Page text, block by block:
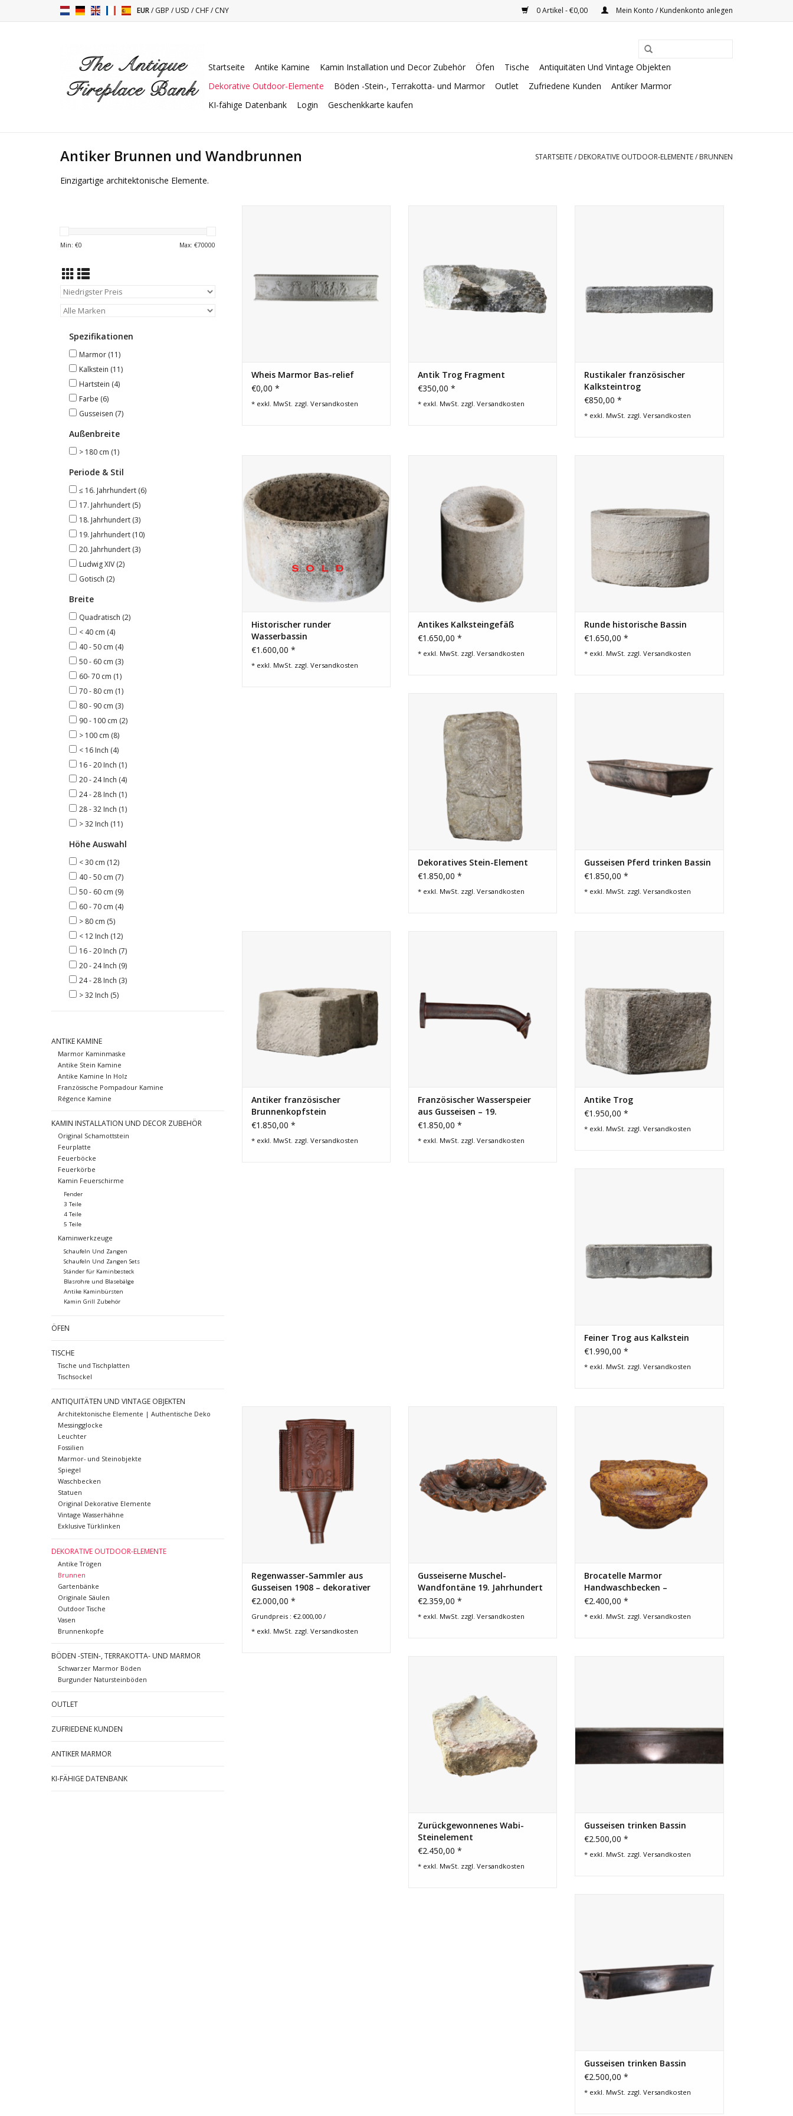
EUR/GBP /USD /CHF/CNY 0 Artikel - €0,00 Mein Konto / Kundenkonto anlegen
Startseite Antike Kamine Kamin Installation und Decor Zubehör Öfen Tische
Antiquitäten Und Vintage Objekten
Dekorative Outdoor-Elemente
Böden -Stein-, Terrakotta- und Marmor Outlet Zufriedene Kunden
Antiker Marmor
KI-fähige Datenbank
Login Geschenkkarte kaufen
Antiker Brunnen und Wandbrunnen STARTSEITE/ DEKORATIVE OUTDOOR-ELEMENTE/ BRUNNEN
Einzigartige architektonische Elemente.
Min: €0 Max: €70000
Spezifikationen
Marmor (11)
Kalkstein (11)
Hartstein (4)
Farbe (6)
Gusseisen (7)
Außenbreite
> 180 cm (1)
Periode & Stil
≤ 16. Jahrhundert (6)
17. Jahrhundert (5)
18. Jahrhundert (3)
19. Jahrhundert (10)
20. Jahrhundert (3)
Ludwig XIV (2)
Gotisch (2)
Breite
Quadratisch (2)
< 40 cm (4)
40 - 50 cm (4)
50 - 60 cm (3)
60- 70 cm (1)
70 - 80 cm (1)
80 - 90 cm (3)
90 - 100 cm (2)
> 100 cm (8)
< 16 Inch (4)
16 - 20 Inch (1)
20 - 24 Inch (4)
24 - 28 Inch (1)
28 - 32 Inch (1)
> 32 Inch (11)
Höhe Auswahl
< 30 cm (12)
40 - 50 cm (7)
50 - 60 cm (9)
60 - 70 cm (4)
> 80 cm (5)
< 12 Inch (12)
16 - 20 Inch (7)
20 - 24 Inch (9)
24 - 28 Inch (3)
> 32 Inch (5)
ANTIKE KAMINE
Marmor Kaminmaske
Antike Stein Kamine
Antike Kamine In Holz
Französische Pompadour Kamine
Régence Kamine
KAMIN INSTALLATION UND DECOR ZUBEHÖR
Original Schamottstein
Feurplatte
Feuerböcke
Feuerkörbe
Kamin Feuerschirme
Fender
3 Teile
4 Teile
5 Teile
Kaminwerkzeuge
Schaufeln Und Zangen
Schaufeln Und Zangen Sets
Ständer für Kaminbesteck
Blasrohre und Blasebälge
Antike Kaminbürsten
Kamin Grill Zubehör
ÖFEN
TISCHE
Tische und Tischplatten
Tischsockel
ANTIQUITÄTEN UND VINTAGE OBJEKTEN
Architektonische Elemente | Authentische Deko
Messingglocke
Leuchter
Fossilien
Marmor- und Steinobjekte
Spiegel
Waschbecken
Statuen
Original Dekorative Elemente
Vintage Wasserhähne
Exklusive Türklinken
DEKORATIVE OUTDOOR-ELEMENTE
Antike Trögen
Brunnen
Gartenbänke
Originale Säulen
Outdoor Tische
Vasen
Brunnenkopfe
BÖDEN -STEIN-, TERRAKOTTA- UND MARMOR
Schwarzer Marmor Böden
Burgunder Natursteinböden
OUTLET
ZUFRIEDENE KUNDEN
ANTIKER MARMOR
KI-FÄHIGE DATENBANK
Wheis Marmor Bas-relief
€0,00 *
* exkl. MwSt. zzgl. Versandkosten
Antik Trog Fragment
€350,00 *
* exkl. MwSt. zzgl. Versandkosten
Rustikaler französischer
Kalksteintrog
€850,00 *
* exkl. MwSt. zzgl.Versandkosten
Kalksteinbehälter. Ein Unikat für ein
maßgeschneidertes Konzept.
Historischer runder
Wasserbassin
€1.600,00 *
* exkl. MwSt. zzgl. Versandkosten
ZUM WARENKORB HINZUFÜGEN
Antikes Kalksteingefäß
€1.650,00 *
* exkl. MwSt. zzgl. Versandkosten
Runde historische Bassin
€1.650,00 *
* exkl. MwSt. zzgl.Versandkosten
Steinelement.
ZUM WARENKORB HINZUFÜGEN
Dekoratives Stein-Element
€1.850,00 *
* exkl. MwSt. zzgl. Versandkosten
Gusseisen Pferd trinken Bassin
€1.850,00 *
* exkl. MwSt. zzgl.Versandkosten
Antiker französischer
Brunnenkopfstein
€1.850,00 *
* exkl. MwSt. zzgl. Versandkosten
ZUM WARENKORB HINZUFÜGEN
Französischer Wasserspeier
aus Gusseisen – 19.
Jahrhundert
€1.850,00 *
* exkl. MwSt. zzgl. Versandkosten
Antike Trog
€1.950,00 *
* exkl. MwSt. zzgl.Versandkosten
Feiner Trog aus Kalkstein
€1.990,00 *
* exkl. MwSt. zzgl.Versandkosten
von 1908 mit floraler Dekoration.
Authentisches Architekturelement für
exklusive Hauser.
ZUM WARENKORB HINZUFÜGEN
Regenwasser-Sammler aus
Gusseisen 1908 – dekorativer
Fallrohrkopf
€2.000,00 *
Grundpreis : €2.000,00 /
* exkl. MwSt. zzgl. Versandkosten
ZUM WARENKORB HINZUFÜGEN
Gusseiserne Muschel-
Wandfontäne 19. Jahrhundert
€2.359,00 *
* exkl. MwSt. zzgl. Versandkosten
ZUM WARENKORB HINZUFÜGEN
Brocatelle Marmor
Handwaschbecken –
Wandmodell
€2.400,00 *
* exkl. MwSt. zzgl.Versandkosten
werden kann.
ZUM WARENKORB HINZUFÜGEN
Zurückgewonnenes Wabi-
Steinelement
€2.450,00 *
* exkl. MwSt. zzgl. Versandkosten
ZUM WARENKORB HINZUFÜGEN
Gusseisen trinken Bassin
€2.500,00 *
* exkl. MwSt. zzgl.Versandkosten
ZUM WARENKORB HINZUFÜGEN
Gusseisen trinken Bassin
€2.500,00 *
* exkl. MwSt. zzgl.Versandkosten